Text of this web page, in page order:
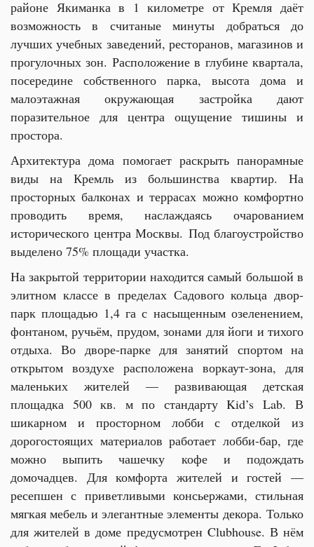
районе Якиманка в 1 километре от Кремля даёт
возможность в считаные минуты добраться до
лучших учебных заведений, ресторанов, магазинов и
прогулочных зон. Расположение в глубине квартала,
посередине собственного парка, высота дома и
малоэтажная окружающая застройка дают
поразительное для центра ощущение тишины и
простора.
Архитектура дома помогает раскрыть панорамные
виды на Кремль из большинства квартир. На
просторных балконах и террасах можно комфортно
проводить время, наслаждаясь очарованием
исторического центра Москвы. Под благоустройство
выделено 75% площади участка.
На закрытой территории находится самый большой в
элитном классе в пределах Садового кольца двор-
парк площадью 1,4 га с насыщенным озеленением,
фонтаном, ручьём, прудом, зонами для йоги и тихого
отдыха. Во дворе-парке для занятий спортом на
открытом воздухе расположена воркаут-зона, для
маленьких жителей — развивающая детская
площадка 500 кв. м по стандарту Kid’s Lab. В
шикарном и просторном лобби с отделкой из
дорогостоящих материалов работает лобби-бар, где
можно выпить чашечку кофе и подождать
домочадцев. Для комфорта жителей и гостей —
ресепшен с приветливыми консьержами, стильная
мягкая мебель и элегантные элементы декора. Только
для жителей в доме предусмотрен Clubhouse. В нём